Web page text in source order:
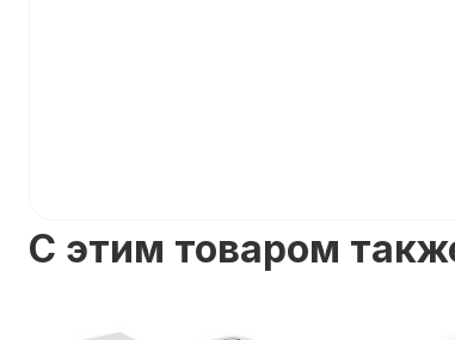
C этим товаром